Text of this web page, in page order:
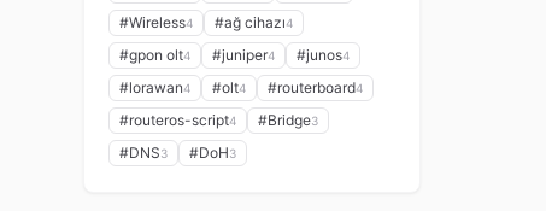
#Wireless4 #ağ cihazı4
#gpon olt4 #juniper4 #junos4
#lorawan4 #olt4 #routerboard4
#routeros-script4 #Bridge3
#DNS3 #DoH3